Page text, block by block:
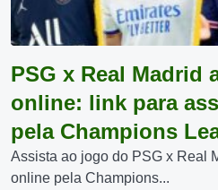
PSG x Real Madrid
online: link para
pela Champions
Assista ao jogo do PSG x Real
online pela Champions...